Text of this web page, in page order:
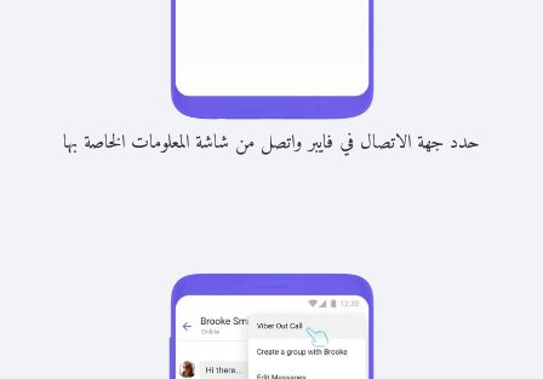
حدد جهة الاتصال في فايبر واتصل من شاشة المعلومات الخاصة بها